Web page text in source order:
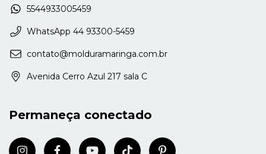
5544933005459
WhatsApp 44 93300-5459
contato@molduramaringa.com.br
Avenida Cerro Azul 217 sala C
Permaneça conectado